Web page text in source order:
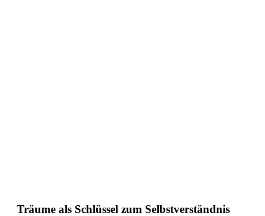
Träume als Schlüssel zum Selbstverständnis